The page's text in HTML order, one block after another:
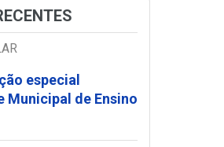
especial
Municipal de Ensino